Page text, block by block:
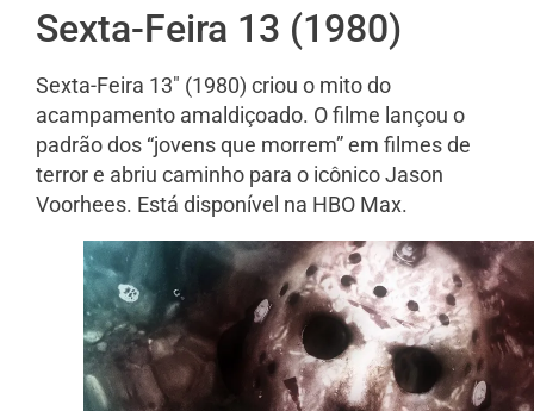
Sexta-Feira 13 (1980)
Sexta-Feira 13″ (1980) criou o mito do
acampamento amaldiçoado. O filme lançou o
padrão dos “jovens que morrem” em filmes de
terror e abriu caminho para o icônico Jason
Voorhees. Está disponível na HBO Max.